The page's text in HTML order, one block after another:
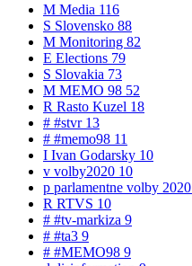
M Media 116
S Slovensko 88
M Monitoring 82
E Elections 79
S Slovakia 73
M MEMO 98 52
R Rasto Kuzel 18
# #stvr 13
# #memo98 11
I Ivan Godarsky 10
v volby2020 10
p parlamentne volby 2020
R RTVS 10
# #tv-markiza 9
# #ta3 9
# #MEMO98 9